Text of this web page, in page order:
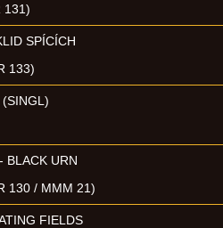
131)
SPÍCÍCH
133)
BLACK URN
130 / MMM 21)
FIELDS